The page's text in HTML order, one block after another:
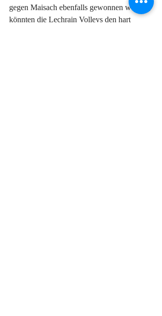
gegen Maisach ebenfalls gewonnen werden,
könnten die Lechrain Volleys den hart